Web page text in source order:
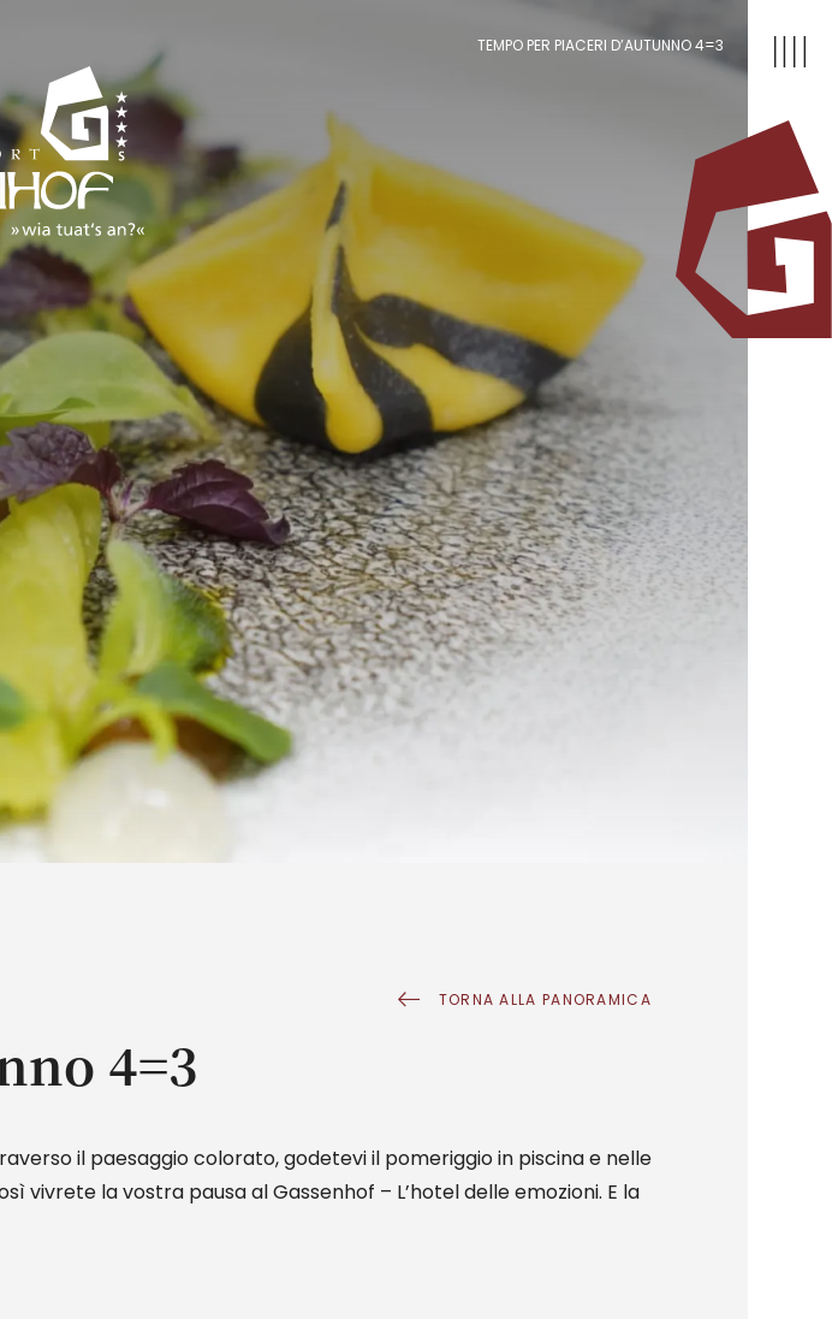
TEMPO PER PIACERI D’AUTUNNO 4=3
TORNA ALLA PANORAMICA
4=3
il paesaggio colorato, godetevi il pomeriggio in piscina e nelle
vivrete la vostra pausa al Gassenhof – L’hotel delle emozioni. E la